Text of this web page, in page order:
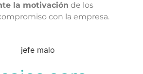
la motivación de los
con la empresa.